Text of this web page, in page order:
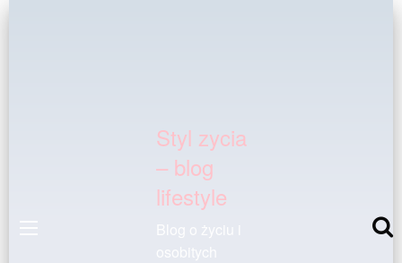
Styl zycia
– blog
lifestyle